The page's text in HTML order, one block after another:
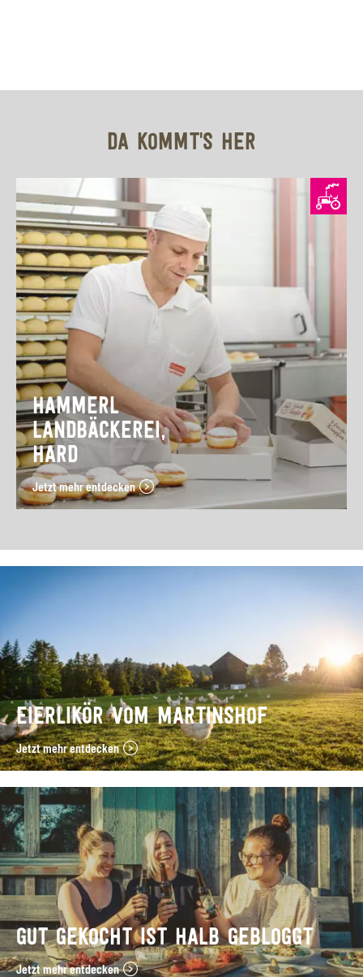
DA KOMMT'S HER
HAMMERL
LANDBÄCKEREI,
HARD
Jetzt mehr entdecken
EIERLIKÖR VOM MARTINSHOF
Jetzt mehr entdecken
GUT GEKOCHT IST HALB GEBLOGGT
Jetzt mehr entdecken